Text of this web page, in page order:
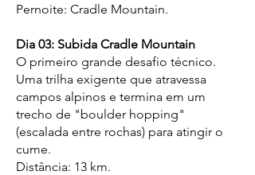
Pernoite: Cradle Mountain.
Dia 03: Subida Cradle Mountain
O primeiro grande desafio técnico.
Uma trilha exigente que atravessa
campos alpinos e termina em um
trecho de "boulder hopping"
(escalada entre rochas) para atingir o
cume.
Distância: 13 km.